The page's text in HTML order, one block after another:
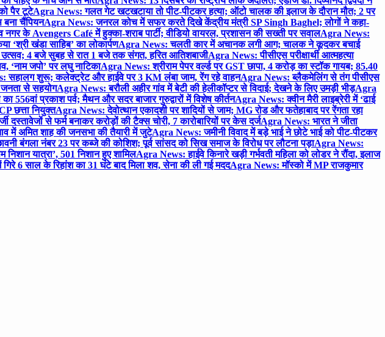
पैर टूटेAgra News: गलत गेट खटखटाया तो पीट-पीटकर हत्या; ऑटो चालक की इलाज के दौरान मौत; 2 पर
बना चैंपियनAgra News: जनरल कोच में सफर करते दिखे केंद्रीय मंत्री SP Singh Baghel; लोगों ने कहा-
के Avengers Café में हुक्का-शराब पार्टी; वीडियो वायरल, प्रशासन की सख्ती पर सवालAgra News:
‘श्री खंडा साहिब’ का लोकार्पणAgra News: चलती कार में अचानक लगी आग; चालक ने कूदकर बचाई
4 बजे सुबह से रात 1 बजे तक संगत, हरित आतिशबाजीAgra News: पीसीएस परीक्षार्थी आत्महत्या
जपो’ पर लघु नाटिकाAgra News: श्रीराम पेपर वर्ल्ड पर GST छापा, 4 करोड़ का स्टॉक गायब; 85.40
सहालग शुरू; कलेक्ट्रेट और हाईवे पर 3 KM लंबा जाम, रेंग रहे वाहनAgra News: ब्लैकमेलिंग से तंग पीसीएस
से सहयोगAgra News: बरौली अहीर गांव में बेटी की हेलीकॉप्टर से विदाई; देखने के लिए उमड़ी भीड़Agra
556वां प्रकाश पर्व; मैथन और सदर बाजार गुरुद्वारों में विशेष कीर्तनAgra News: क्वीन मैरी लाइब्रेरी में ‘ढाई
छत्ता नियुक्तAgra News: देवोत्थान एकादशी पर शादियों से जाम; MG रोड और फतेहाबाद पर रेंगता रहा
दस्तावेजों से फर्म बनाकर करोड़ों की टैक्स चोरी, 7 कारोबारियों पर केस दर्जAgra News: भारत ने जीता
में अमित शाह की जनसभा की तैयारी में जुटेAgra News: जमीनी विवाद में बड़े भाई ने छोटे भाई को पीट-पीटकर
बंगला नंबर 23 पर कब्जे की कोशिश; पूर्व सांसद को सिख समाज के विरोध पर लौटना पड़ाAgra News:
यात्रा’, 501 निशान हुए शामिलAgra News: हाईवे किनारे खड़ी गर्भवती महिला को लोडर ने रौंदा, इलाज
6 साल के रिहांश का 31 घंटे बाद मिला शव, सेना की ली गई मददAgra News: मॉस्को में MP राजकुमार